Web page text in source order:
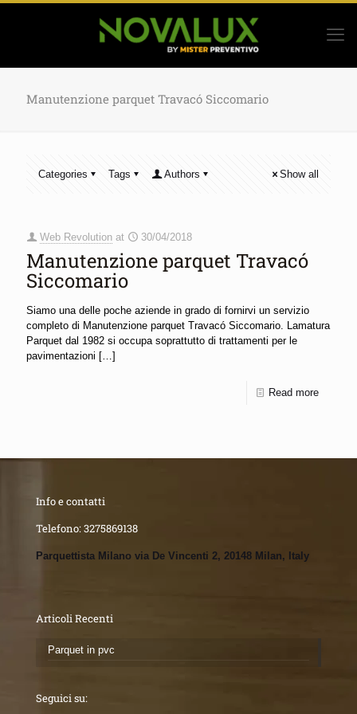
Manutenzione parquet Travacó Siccomario
Categories Tags Authors Show all
Web Revolution at 30/04/2018
Manutenzione parquet Travacó
Siccomario
Siamo una delle poche aziende in grado di fornirvi un servizio
completo di Manutenzione parquet Travacó Siccomario. Lamatura
Parquet dal 1982 si occupa soprattutto di trattamenti per le
pavimentazioni […]
Read more
Info e contatti
Telefono:3275869138
Parquettista Milano via De Vincenti 2, 20148 Milan, Italy
Articoli Recenti
Parquet in pvc
Seguici su: